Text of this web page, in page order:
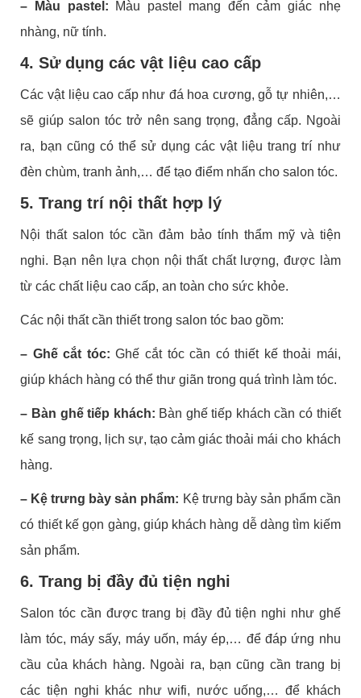
– Màu pastel: Màu pastel mang đến cảm giác nhẹ
nhàng, nữ tính.
4. Sử dụng các vật liệu cao cấp
Các vật liệu cao cấp như đá hoa cương, gỗ tự nhiên,…
sẽ giúp salon tóc trở nên sang trọng, đẳng cấp. Ngoài
ra, bạn cũng có thể sử dụng các vật liệu trang trí như
đèn chùm, tranh ảnh,… để tạo điểm nhấn cho salon tóc.
5. Trang trí nội thất hợp lý
Nội thất salon tóc cần đảm bảo tính thẩm mỹ và tiện
nghi. Bạn nên lựa chọn nội thất chất lượng, được làm
từ các chất liệu cao cấp, an toàn cho sức khỏe.
Các nội thất cần thiết trong salon tóc bao gồm:
– Ghế cắt tóc: Ghế cắt tóc cần có thiết kế thoải mái,
giúp khách hàng có thể thư giãn trong quá trình làm tóc.
– Bàn ghế tiếp khách: Bàn ghế tiếp khách cần có thiết
kế sang trọng, lịch sự, tạo cảm giác thoải mái cho khách
hàng.
– Kệ trưng bày sản phẩm: Kệ trưng bày sản phẩm cần
có thiết kế gọn gàng, giúp khách hàng dễ dàng tìm kiếm
sản phẩm.
6. Trang bị đầy đủ tiện nghi
Salon tóc cần được trang bị đầy đủ tiện nghi như ghế
làm tóc, máy sấy, máy uốn, máy ép,… để đáp ứng nhu
cầu của khách hàng. Ngoài ra, bạn cũng cần trang bị
các tiện nghi khác như wifi, nước uống,… để khách